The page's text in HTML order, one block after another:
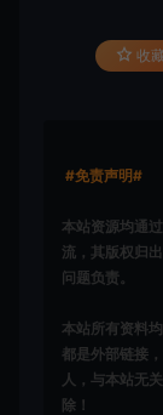
收
#免责声明#
本站资源均通
流，其版权归
问题负责。
本站所有资料
都是外部链接
人，与本站无
除！